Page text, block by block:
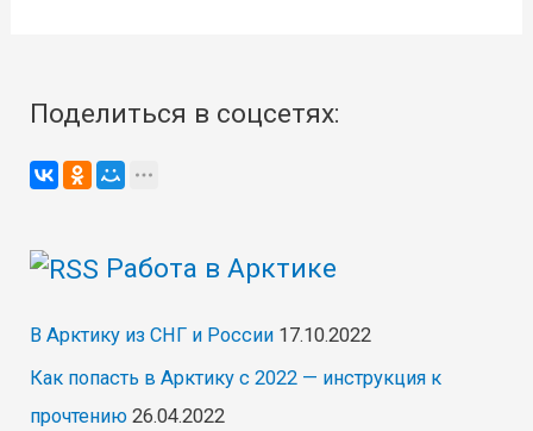
вакансиями
по
Поделиться в соцсетях:
Работа в Арктике
В Арктику из СНГ и России 17.10.2022
Как попасть в Арктику с 2022 — инструкция к
прочтению 26.04.2022